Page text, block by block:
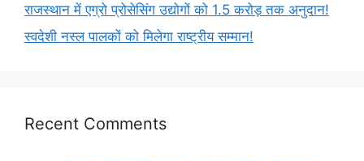
राजस्थान में एग्रो प्रोसेसिंग उद्योगों को 1.5 करोड़ तक अनुदान!
स्वदेशी नस्ल पालकों को मिलेगा राष्ट्रीय सम्मान!
Recent Comments